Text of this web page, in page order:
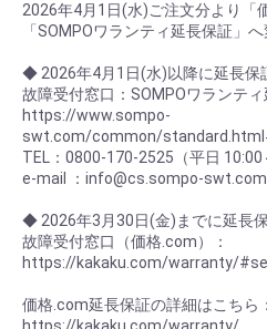
2026年4月1日(水)ご注文分より「
「SOMPOワランティ延長保証」
◆ 2026年4月1日(水)以降に延長保
故障受付窓口：SOMPOワランテ
https://www.sompo-
swt.com/common/
TEL：0800-170-2525（平日 10:00
e-mail ：info@cs.sompo-swt.com
◆ 2026年3月30日(金)までに延長
故障受付窓口（価格.com）：
https://kakaku.com/warranty/
価格.com延長保証の詳細はこちら：